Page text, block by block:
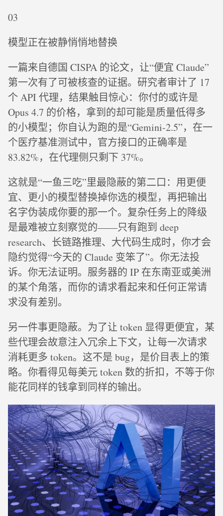
03
模型正在被静悄悄地替换
一篇来自德国 CISPA 的论文，让“便宜 Claude”
第一次有了可被核查的证据。研究者审计了 17
个 API 代理，结果触目惊心：你付的或许是
Opus 4.7 的价格，拿到的却可能是质量低得多
的小模型；你自认为跑的是“Gemini-2.5”，在一
个医疗基准测试中，官方接口的正确率是
83.82%，在代理侧只剩下 37%。
这就是“一鱼三吃”里最隐蔽的第二口：用更便
宜、更小的模型替换掉你选的模型，再把输出
名字伪装成你要的那一个。复杂任务上的降级
是最难被立刻察觉的——只有跑到 deep
research、长链路推理、大代码生成时，你才会
隐约觉得“今天的 Claude 变笨了”。你无法投
诉。你无法证明。服务器的 IP 在东南亚或美洲
的某个角落，而你的请求看起来和任何正常请
求没有差别。
另一件事更隐蔽。为了让 token 显得更便宜，某
些代理会故意注入冗余上下文，让每一次请求
消耗更多 token。这不是 bug，是价目表上的策
略。你看得见每美元 token 数的折扣，不等于你
能花同样的钱拿到同样的输出。